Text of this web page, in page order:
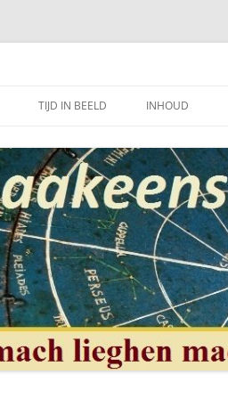
TIJD IN BEELD INHOUD